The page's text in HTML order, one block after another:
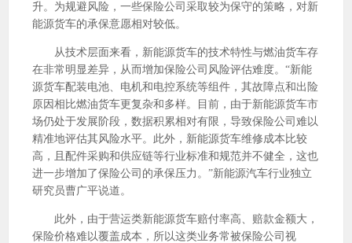
升。为规避风险，一些保险公司采取较为保守的策略，对新
能源货车的承保意愿相对较低。
从技术层面来看，新能源货车的技术特性与燃油货车存
在非常明显差异，从而增加保险公司风险评估难度。“新能
源货车配装电池、电机和电控系统等组件，其故障点和出险
原因相比燃油货车更复杂和多样。目前，由于新能源货车市
场仍处于发展阶段，数据积累相对有限，导致保险公司难以
精准地评估其风险水平。此外，新能源货车维修成本比较
高，且配件采购和供应链等行业标准和规范并不健全，这也
进一步增加了保险公司的承保压力。”新能源汽车行业独立
研究员曹广平说道。
此外，由于营运类新能源货车赔付率高、赔款金额大，
保险价格难以覆盖成本，所以这类业务常被保险公司视